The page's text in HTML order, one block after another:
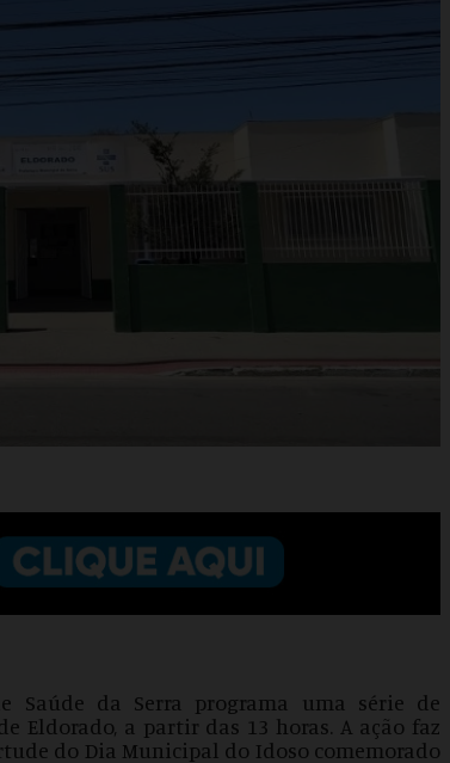
Saúde da Serra programa uma série de
Eldorado, a partir das 13 horas. A ação faz
do Dia Municipal do Idoso comemorado